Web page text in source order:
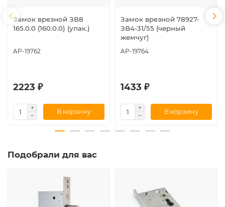
Замок врезной ЗВ8
165.0.0 (160.0.0) (упак.)
AP-19762
2223 ₽
В корзину
Замок врезной 78927-
ЗВ4-31/55 (черный
жемчуг)
AP-19764
1433 ₽
В корзину
Подобрали для вас